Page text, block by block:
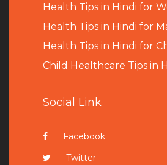
Health Tips in Hindi for
Health Tips in Hindi for
Health Tips in Hindi for
Child Healthcare Tips in
Social Link
Facebook
Twitter